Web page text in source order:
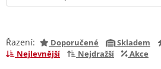
Řazení: Doporučené Skladem
Nejlevnější
Nejdražší Akce